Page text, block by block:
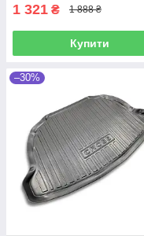
1 321 ₴ 1 888 ₴
Купити
–30%